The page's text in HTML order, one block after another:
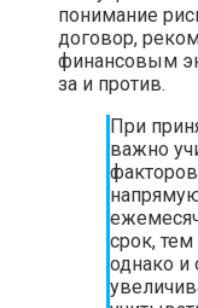
понимание
договор,
финансовым
за и против.
При
важно
срок,
однако и